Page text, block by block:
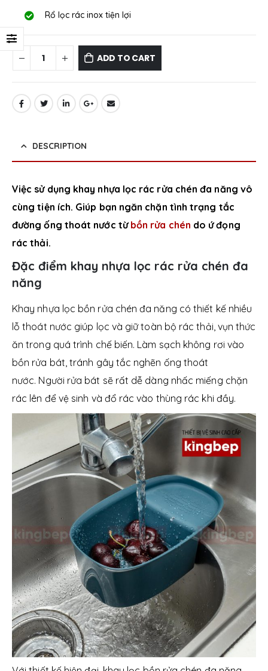
Rổ lọc rác inox tiện lợi
ADD TO CART
DESCRIPTION
Việc sử dụng khay nhựa lọc rác rửa chén đa năng vô
cùng tiện ích. Giúp bạn ngăn chặn tình trạng tắc
đường ống thoát nước từbồn rửa chén do ứ đọng
rác thải.
Đặc điểm khay nhựa lọc rác rửa chén đa
năng
Khay nhựa lọc bồn rửa chén đa năng có thiết kế nhiều
lỗ thoát nước giúp lọc và giữ toàn bộ rác thải, vụn thức
ăn trong quá trình chế biến. Làm sạch không rơi vào
bồn rửa bát, tránh gây tắc nghẽn ống thoát
nước. Người rửa bát sẽ rất dễ dàng nhấc miếng chặn
rác lên để vệ sinh và đổ rác vào thùng rác khi đầy.